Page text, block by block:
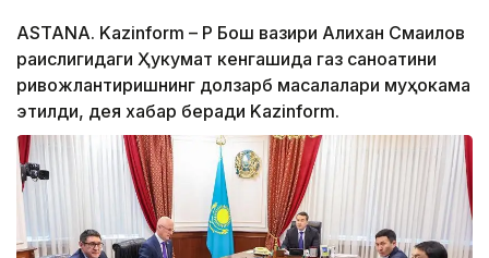
ASTANA. Kazinform – ҚР Бош вазири Алихан Смаилов
раислигидаги Ҳукумат кенгашида газ саноатини
ривожлантиришнинг долзарб масалалари муҳокама
этилди, дея хабар беради Kazinform.